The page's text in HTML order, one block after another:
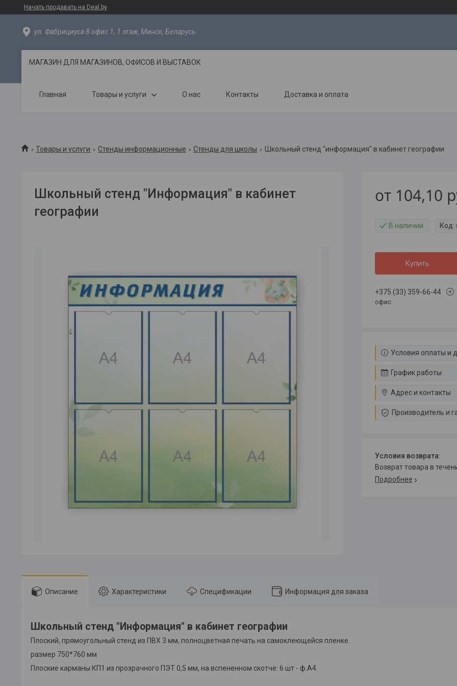
Начать продавать на Deal.by
ул. Фабрициуса 8 офис 1, 1 этаж, Минск, Беларусь
МАГАЗИН ДЛЯ МАГАЗИНОВ, ОФИСОВ И ВЫСТАВОК
Главная Товары и услуги О нас Контакты Доставка и оплата
Товары и услуги Стенды информационные Стенды для школы Школьный стенд "информация" в кабинет географии
Школьный стенд "Информация" в кабинет
географии
от 104,10
В наличии Код:
Купить
+375 (33) 359-66-44
офис
Условия оплаты и
График работы
Адрес и контакты
Производитель и
возврат товара в
Подробнее
Описание Характеристики Спецификации Информация для заказа
Школьный стенд "Информация" в кабинет географии
Плоский, прямоугольный стенд из ПВХ 3 мм, полноцветная печать на самоклеющейся пленке.
размер 750*760 мм
Плоские карманы КП1 из прозрачного ПЭТ 0,5 мм, на вспененном скотче: 6 шт - ф.А4.